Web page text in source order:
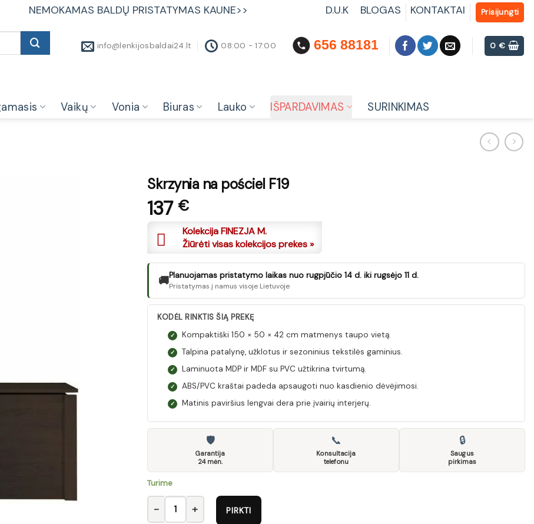
NEMOKAMAS BALDŲ PRISTATYMAS KAUNE>> D.U.K BLOGAS KONTAKTAI Prisijungti
info@lenkijosbaldai24.lt
08:00 - 17:00 656 88181 0€
Vaikų Vonia Biuras Lauko IŠPARDAVIMAS SURINKIMAS
Skrzynia na pościel F19
137 €
Kolekcija FINEZJA M.
Žiūrėti visas kolekcijos prekes »
🚚Planuojamas pristatymo laikas nuo rugpjūčio 14 d. iki rugsėjo 11 d.
Pristatymas į namus visoje Lietuvoje
KODĖL RINKTIS ŠIĄ PREKĘ
✓ Kompaktiški 150 × 50 × 42 cm matmenys taupo vietą.
✓ Talpina patalynę, užklotus ir sezoninius tekstilės gaminius.
✓ Laminuota MDP ir MDF su PVC užtikrina tvirtumą.
✓ ABS/PVC kraštai padeda apsaugoti nuo kasdienio dėvėjimosi.
✓ Matinis paviršius lengvai dera prie įvairių interjerų.
🛡
Garantija
24 mėn.
📞
Konsultacija
telefonu
🔒
Saugus
pirkimas
Turime
produkto kiekis: Skrzynia na pościel F19
PIRKTI